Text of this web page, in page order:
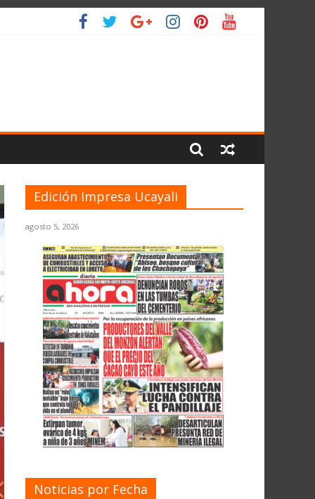
Edición Impresa Ucayali
agosto 5, 2026
Noticias por Fecha